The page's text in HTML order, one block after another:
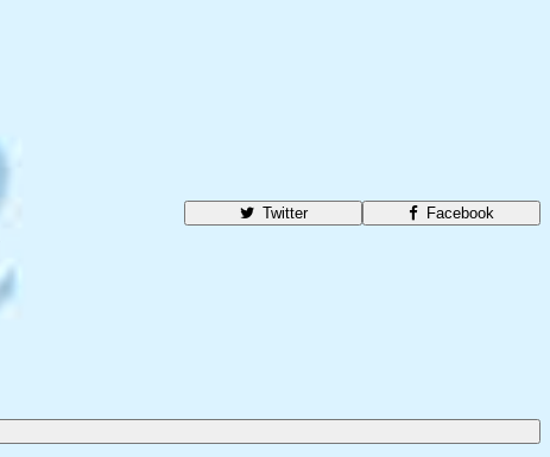
Facebook
Twitter